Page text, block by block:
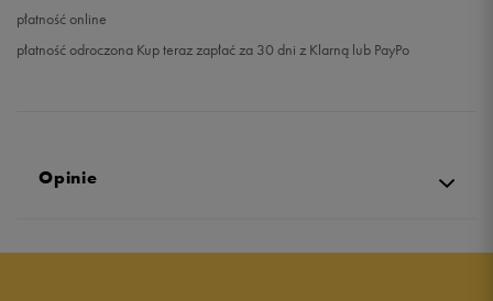
płatność online
płatność odroczona Kup teraz zapłać za 30 dni z Klarną lub PayPo
Opinie
4.9